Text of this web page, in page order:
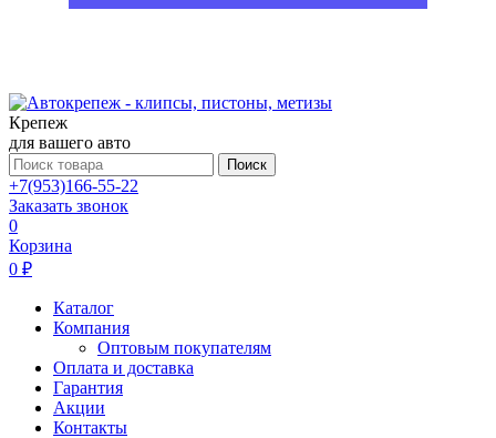
Крепеж
для вашего авто
Поиск
+7(953)166-55-22
Заказать звонок
0
Корзина
0 ₽
Каталог
Компания
Оптовым покупателям
Оплата и доставка
Гарантия
Акции
Контакты